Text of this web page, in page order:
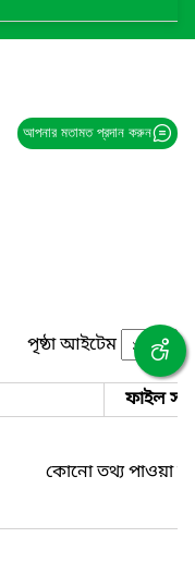
আপনার মতামত প্রদান করুন
পৃষ্ঠা আইটেম
ফাইল
কোনো তথ্য পাওয়া